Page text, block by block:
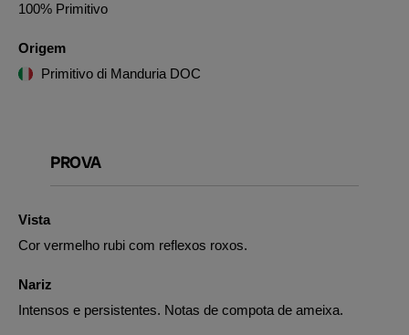
100% Primitivo
Origem
Primitivo di Manduria DOC
PROVA
Vista
Cor vermelho rubi com reflexos roxos.
Nariz
Intensos e persistentes. Notas de compota de ameixa.